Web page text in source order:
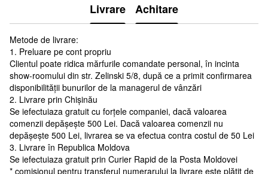
Livrare Achitare
Metode de livrare:
1. Preluare pe cont propriu
Clientul poate ridica mărfurile comandate personal, în incinta
show-roomului din str. Zelinski 5/8, după ce a primit confirmarea
disponibilității bunurilor de la managerul de vânzări
2. Livrare prin Chișinău
Se iefectuiaza gratuit cu forțele companiei, dacă valoarea
comenzii depășește 500 Lei. Dacă valoarea comenzii nu
depășește 500 Lei, livrarea se va efectua contra costul de 50 Lei
3. Livrare în Republica Moldova
Se iefectuiaza gratuit prin Curier Rapid de la Posta Moldovei
* comisionul pentru transferul numerarului la livrare este plătit de